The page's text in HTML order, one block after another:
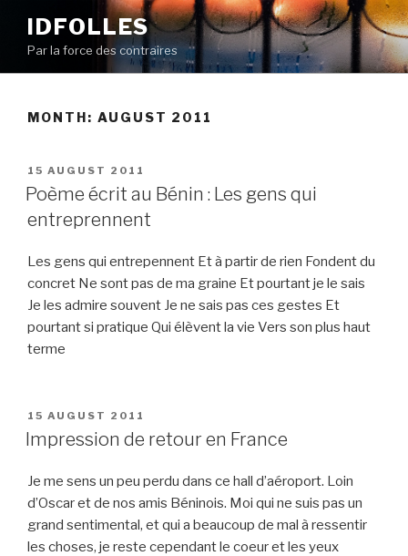
content
IDFOLLES
Par la force des contraires
MONTH: AUGUST 2011
POSTED
ON
15 AUGUST 2011
Poème écrit au Bénin : Les gens qui
entreprennent
Les gens qui entrepennent Et à partir de rien Fondent du
concret Ne sont pas de ma graine Et pourtant je le sais
Je les admire souvent Je ne sais pas ces gestes Et
pourtant si pratique Qui élèvent la vie Vers son plus haut
terme
POSTED
ON
15 AUGUST 2011
Impression de retour en France
Je me sens un peu perdu dans ce hall d’aéroport. Loin
d’Oscar et de nos amis Béninois. Moi qui ne suis pas un
grand sentimental, et qui a beaucoup de mal à ressentir
les choses, je reste cependant le coeur et les yeux